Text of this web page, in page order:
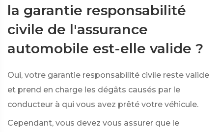
la garantie responsabilité
civile de l'assurance
automobile est-elle valide ?
Oui, votre garantie responsabilité civile reste valide
et prend en charge les dégâts causés par le
conducteur à qui vous avez prêté votre véhicule.
Cependant, vous devez vous assurer que le